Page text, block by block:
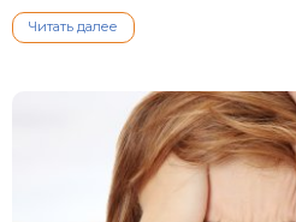
Читать далее